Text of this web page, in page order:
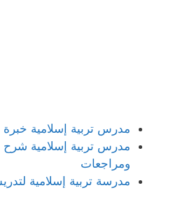
مدرس تربية إسلامية
مدرس تربية إسلامية
ومراجعات
مدرسة تربية إسلامية